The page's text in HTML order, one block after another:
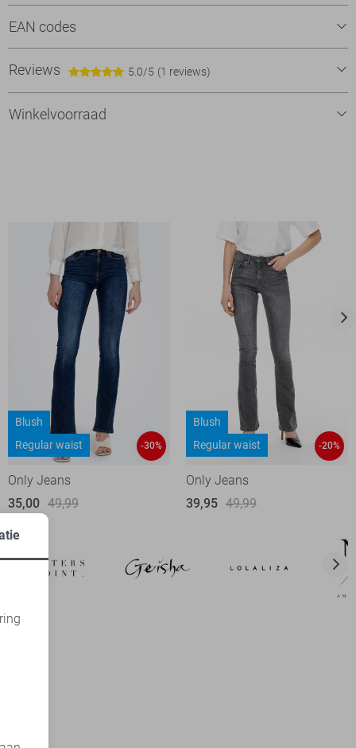
EAN codes
Reviews 5.0/5 (1 reviews)
Winkelvoorraad
Blush
Regular waist
-30%
Only Jeans
35,00 49,99
Blush
Regular waist
-20%
Only Jeans
39,95 49,99